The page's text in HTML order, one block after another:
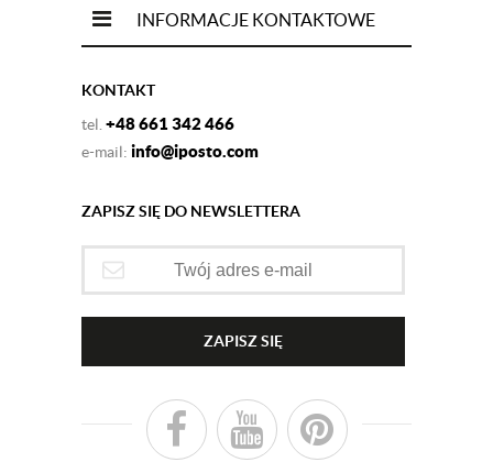
INFORMACJE KONTAKTOWE
KONTAKT
tel. +48 661 342 466
e-mail: info@iposto.com
ZAPISZ SIĘ DO NEWSLETTERA
ZAPISZ SIĘ